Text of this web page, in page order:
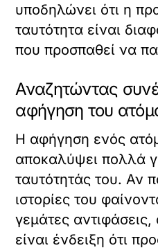
υποδηλώνει ότι η
ταυτότητα είναι
που προσπαθεί να
Αναζητώντας
αφήγηση του
Η αφήγηση ενός
αποκαλύψει πολλά
ταυτότητάς του. Αν
ιστορίες του
γεμάτες
είναι ένδειξη ότι